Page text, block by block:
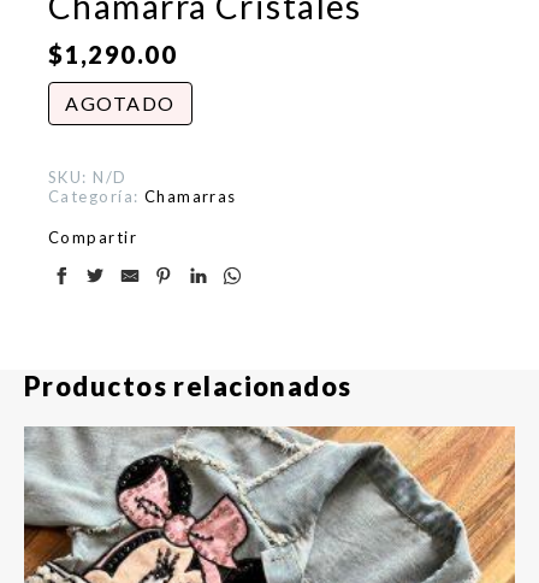
$1,290.00
AGOTADO
SKU: N/D
Categoría: Chamarras
Compartir
Productos relacionados